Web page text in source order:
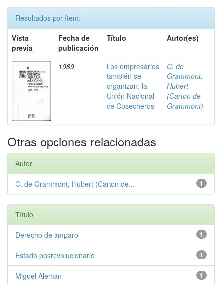
Resultados por ítem:
Vista
previa
Fecha de
publicación
Título Autor(es)
1989
Los empresarios
también se
organizan: la
Unión Nacional
de Cosecheros
C. de
Grammont,
Hubert
(Carton de
Grammont)
Otras opciones relacionadas
Autor
1
C. de Grammont, Hubert (Carton de...
Título
1
Derecho de amparo
1
Estado posrevolucionario
1
Miguel Aleman